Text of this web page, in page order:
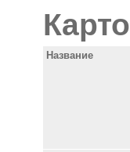
Название